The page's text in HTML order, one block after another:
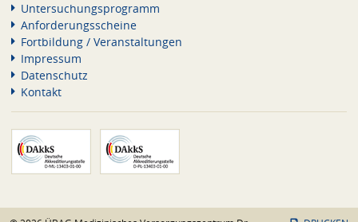
Untersuchungsprogramm
Anforderungsscheine
Fortbildung / Veranstaltungen
Impressum
Datenschutz
Kontakt